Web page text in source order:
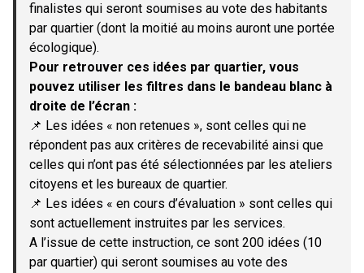
finalistes qui seront soumises au vote des habitants
par quartier (dont la moitié au moins auront une portée
écologique).
Pour retrouver ces idées par quartier, vous
pouvez utiliser les filtres dans le bandeau blanc à
droite de l’écran :
📌 Les idées « non retenues », sont celles qui ne
répondent pas aux critères de recevabilité ainsi que
celles qui n’ont pas été sélectionnées par les ateliers
citoyens et les bureaux de quartier.
📌 Les idées « en cours d’évaluation » sont celles qui
sont actuellement instruites par les services.
A l’issue de cette instruction, ce sont 200 idées (10
par quartier) qui seront soumises au vote des